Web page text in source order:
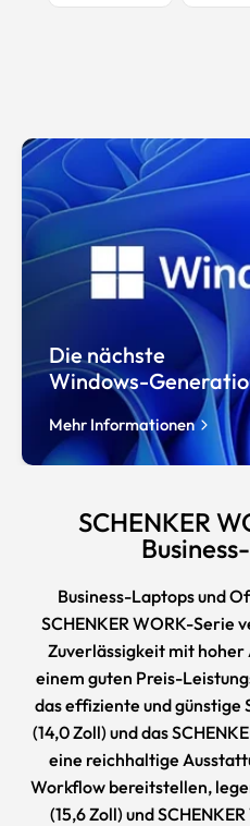
Die nächste
Windows-
Mehr Informationen
SCHENKER
Business-Laptops und
SCHENKER WORK-Serie
Zuverlässigkeit mit hoher
einem guten Preis-
das effiziente und günstige
(14,0 Zoll) und das
eine reichhaltige
Workflow bereitstellen,
(15,6 Zoll) und